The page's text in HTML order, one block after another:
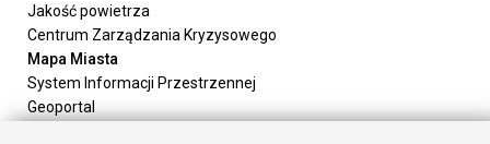
Jakość powietrza
Centrum Zarządzania Kryzysowego
Mapa Miasta
System Informacji Przestrzennej
Geoportal